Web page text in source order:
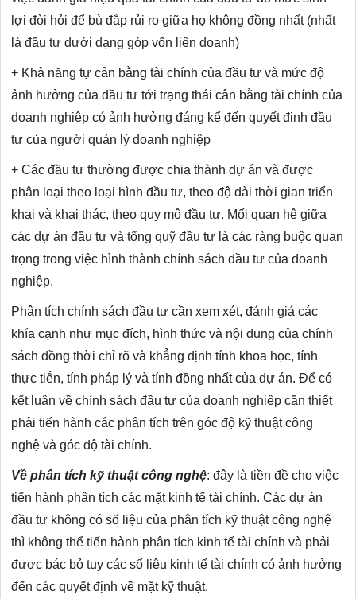
lợi đòi hỏi để bù đắp rủi ro giữa họ không đồng nhất (nhất
là đầu tư dưới dạng góp vốn liên doanh)
+ Khả năng tự cân bằng tài chính của đầu tư và mức độ
ảnh hưởng của đầu tư tới trạng thái cân bằng tài chính của
doanh nghiệp có ảnh hưởng đáng kể đến quyết định đầu
tư của người quản lý doanh nghiệp
+ Các đầu tư thường được chia thành dự án và được
phân loại theo loại hình đầu tư, theo độ dài thời gian triển
khai và khai thác, theo quy mô đầu tư. Mối quan hệ giữa
các dự án đầu tư và tổng quỹ đầu tư là các ràng buộc quan
trọng trong việc hình thành chính sách đầu tư của doanh
nghiệp.
Phân tích chính sách đầu tư cần xem xét, đánh giá các
khía cạnh như mục đích, hình thức và nội dung của chính
sách đồng thời chỉ rõ và khẳng định tính khoa học, tính
thực tiễn, tính pháp lý và tính đồng nhất của dự án. Để có
kết luận về chính sách đầu tư của doanh nghiệp cần thiết
phải tiến hành các phân tích trên góc độ kỹ thuật công
nghệ và góc độ tài chính.
Về phân tích kỹ thuật công nghệ: đây là tiền đề cho việc
tiến hành phân tích các mặt kinh tế tài chính. Các dự án
đầu tư không có số liệu của phân tích kỹ thuật công nghệ
thì không thể tiến hành phân tích kinh tế tài chính và phải
được bác bỏ tuy các số liệu kinh tế tài chính có ảnh hưởng
đến các quyết định về mặt kỹ thuật.